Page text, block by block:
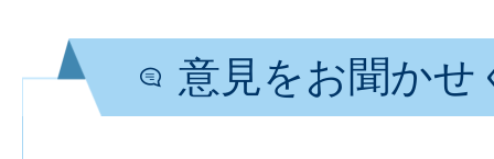
意見をお聞かせ